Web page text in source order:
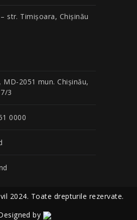
str. Timișoara, Chișinău
2051 mun. Chişinău,
3
0000
2024. Toate drepturile rezervate.
by